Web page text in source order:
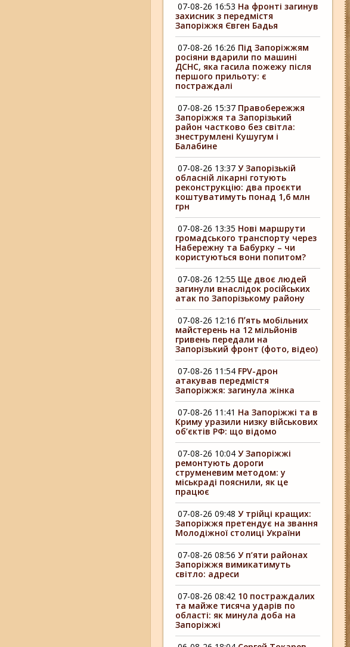
07-08-26 16:53 На фронті загинув
захисник з передмістя
Запоріжжя Євген Бадья
07-08-26 16:26 Під Запоріжжям
росіяни вдарили по машині
ДСНС, яка гасила пожежу після
першого прильоту: є
постраждалі
07-08-26 15:37 Правобережжя
Запоріжжя та Запорізький
район частково без світла:
знеструмлені Кушугум і
Балабине
07-08-26 13:37 У Запорізькій
обласній лікарні готують
реконструкцію: два проєкти
коштуватимуть понад 1,6 млн
грн
07-08-26 13:35 Нові маршрути
громадського транспорту через
Набережну та Бабурку – чи
користуються вони попитом?
07-08-26 12:55 Ще двоє людей
загинули внаслідок російських
атак по Запорізькому району
07-08-26 12:16 Пʼять мобільних
майстерень на 12 мільйонів
гривень передали на
Запорізький фронт (фото, відео)
07-08-26 11:54 FPV-дрон
атакував передмістя
Запоріжжя: загинула жінка
07-08-26 11:41 На Запоріжжі та в
Криму уразили низку військових
об’єктів РФ: що відомо
07-08-26 10:04 У Запоріжжі
ремонтують дороги
струменевим методом: у
міськраді пояснили, як це
працює
07-08-26 09:48 У трійці кращих:
Запоріжжя претендує на звання
Молодіжної столиці України
07-08-26 08:56 У п’яти районах
Запоріжжя вимикатимуть
світло: адреси
07-08-26 08:42 10 постраждалих
та майже тисяча ударів по
області: як минула доба на
Запоріжжі